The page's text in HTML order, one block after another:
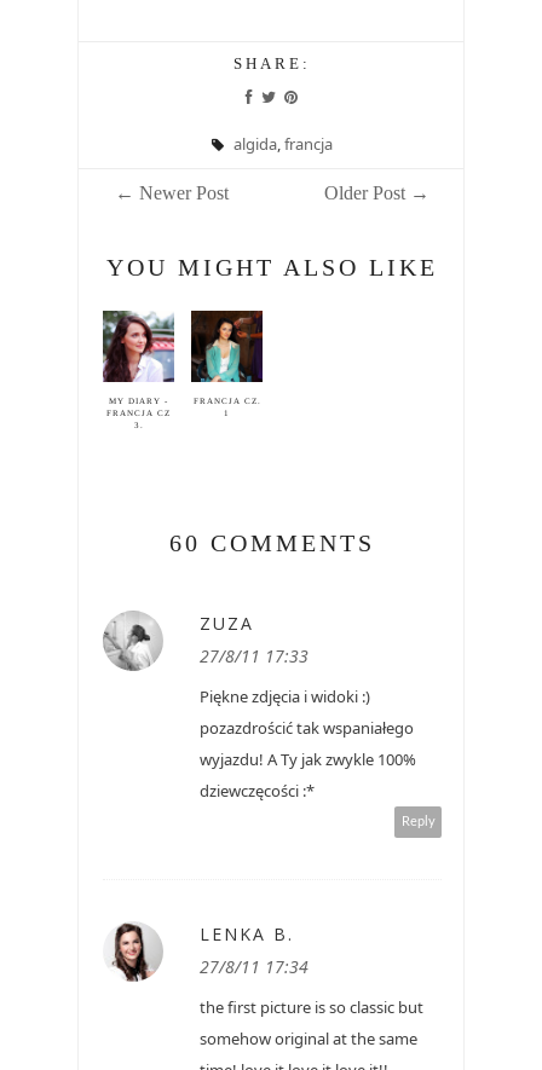
SHARE:
algida,francja
← Newer Post Older Post →
YOU MIGHT ALSO LIKE
MY DIARY -
FRANCJA CZ
3.
FRANCJA CZ.
1
60 COMMENTS
ZUZA
27/8/11 17:33
Piękne zdjęcia i widoki :)
pozazdrościć tak wspaniałego
wyjazdu! A Ty jak zwykle 100%
dziewczęcości :*
Reply
LENKA B.
27/8/11 17:34
the first picture is so classic but
somehow original at the same